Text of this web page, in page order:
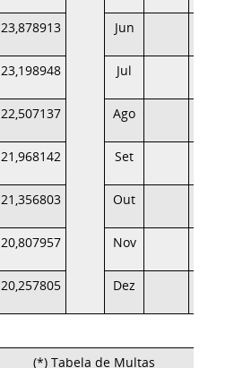
23,878913 Jun
23,198948 Jul
22,507137 Ago
21,968142 Set
21,356803 Out
20,807957 Nov
20,257805 Dez
(*) Tabela de Multas